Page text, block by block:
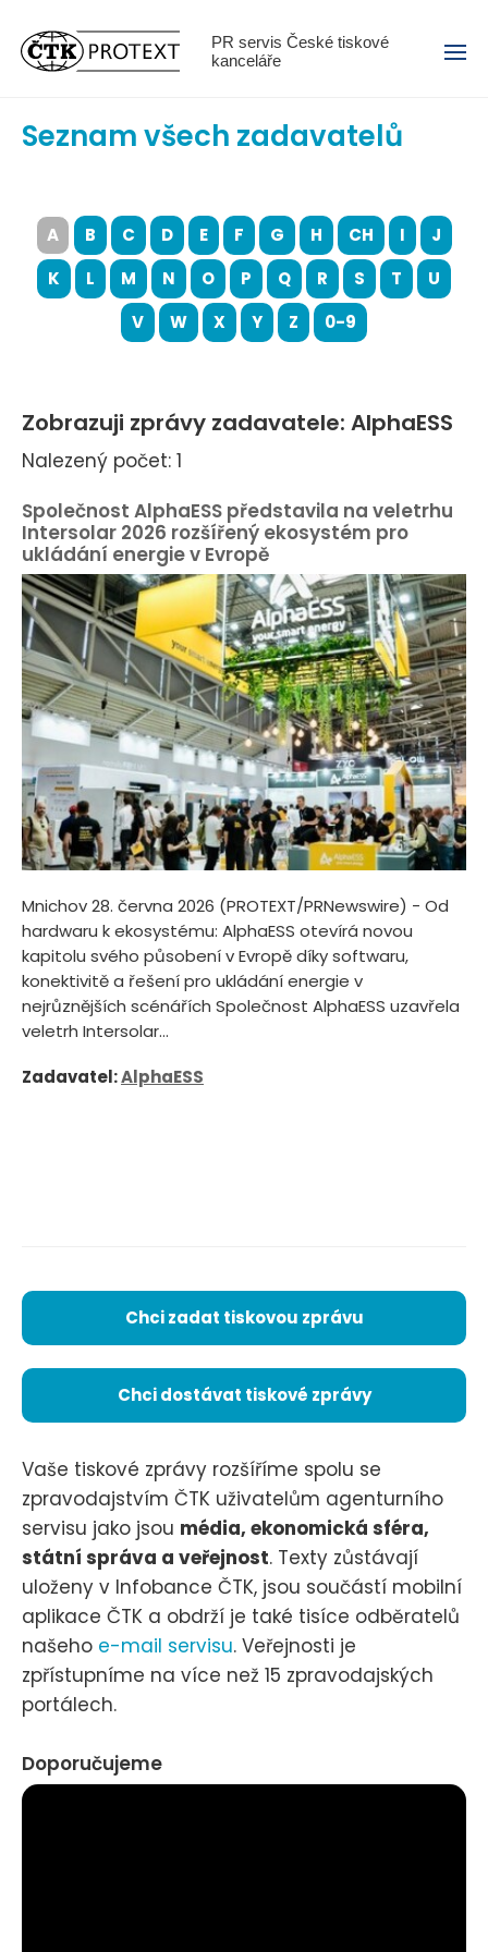
PR servis České tiskové
kanceláře
Menu
Seznam všech zadavatelů
A B C D E F G H CH I
J
K
L M N O P Q R S T
U
V
W X Y Z 0-9
Zobrazuji zprávy zadavatele: AlphaESS
Nalezený počet: 1
Společnost AlphaESS představila na veletrhu
Intersolar 2026 rozšířený ekosystém pro
ukládání energie v Evropě
Mnichov 28. června 2026 (PROTEXT/PRNewswire) - Od
hardwaru k ekosystému: AlphaESS otevírá novou
kapitolu svého působení v Evropě díky softwaru,
konektivitě a řešení pro ukládání energie v
nejrůznějších scénářích Společnost AlphaESS uzavřela
veletrh Intersolar...
Zadavatel:AlphaESS
Chci zadat tiskovou zprávu
Chci dostávat tiskové zprávy
Vaše tiskové zprávy rozšíříme spolu se
zpravodajstvím ČTK uživatelům agenturního
servisu jako jsou média, ekonomická sféra,
státní správa a veřejnost. Texty zůstávají
uloženy v Infobance ČTK, jsou součástí mobilní
aplikace ČTK a obdrží je také tisíce odběratelů
našeho e-mail servisu. Veřejnosti je
zpřístupníme na více než 15 zpravodajských
portálech.
Doporučujeme